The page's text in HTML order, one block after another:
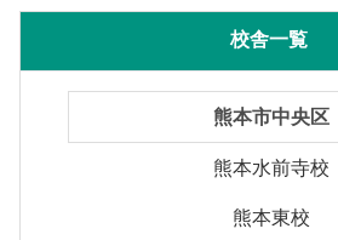
校舎一覧
熊本市中央区
熊本水前寺校
熊本東校